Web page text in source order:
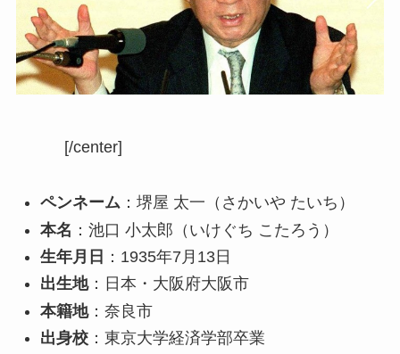
[/center]
ペンネーム：堺屋 太一（さかいや たいち）
本名 ：池口 小太郎（いけぐち こたろう）
生年月日 ：1935年7月13日
出生地：日本・大阪府大阪市
本籍地：奈良市
出身校：東京大学経済学部卒業